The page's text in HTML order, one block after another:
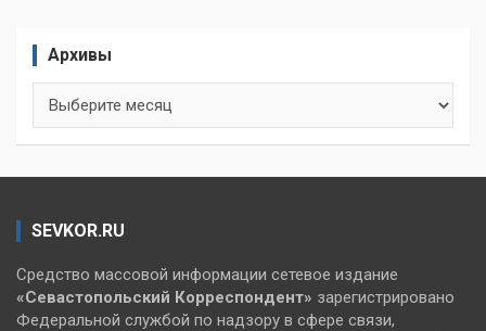
Архивы
SEVKOR.RU
Средство массовой информации сетевое издание
«Севастопольский Корреспондент» зарегистрировано
Федеральной службой по надзору в сфере связи,